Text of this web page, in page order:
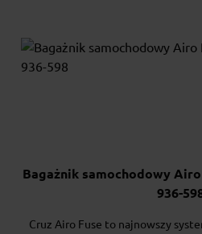
Bagażnik samochodowy
936-
Cruz Airo Fuse to najnowszy